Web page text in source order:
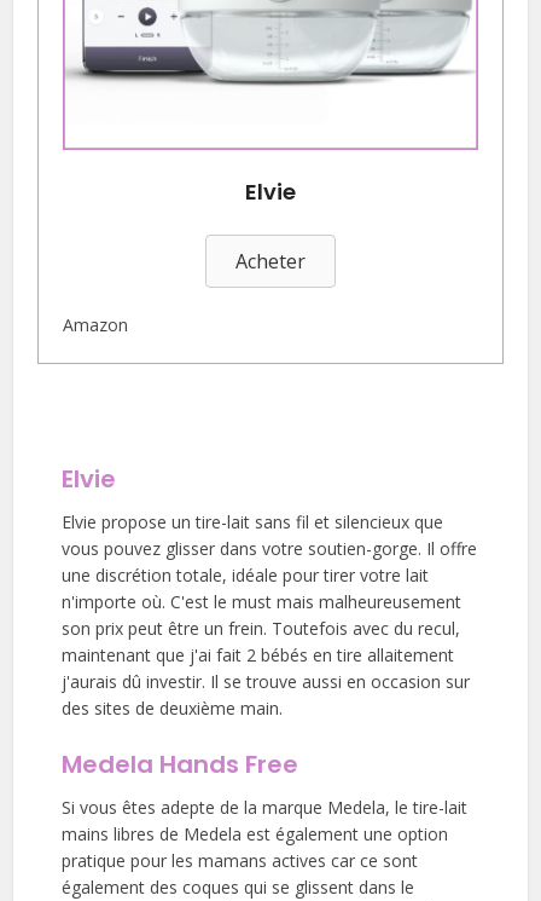
Elvie
Acheter
Amazon
Elvie
Elvie propose un tire-lait sans fil et silencieux que
vous pouvez glisser dans votre soutien-gorge. Il offre
une discrétion totale, idéale pour tirer votre lait
n'importe où. C'est le must mais malheureusement
son prix peut être un frein. Toutefois avec du recul,
maintenant que j'ai fait 2 bébés en tire allaitement
j'aurais dû investir. Il se trouve aussi en occasion sur
des sites de deuxième main.
Medela Hands Free
Si vous êtes adepte de la marque Medela, le tire-lait
mains libres de Medela est également une option
pratique pour les mamans actives car ce sont
également des coques qui se glissent dans le